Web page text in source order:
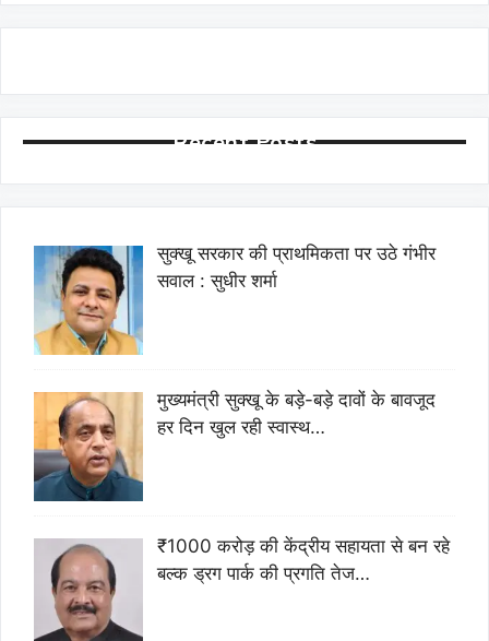
Recent Posts
सुक्खू सरकार की प्राथमिकता पर उठे गंभीर
सवाल : सुधीर शर्मा
मुख्यमंत्री सुक्खू के बड़े-बड़े दावों के बावजूद
हर दिन खुल रही स्वास्थ…
₹1000 करोड़ की केंद्रीय सहायता से बन रहे
बल्क ड्रग पार्क की प्रगति तेज…